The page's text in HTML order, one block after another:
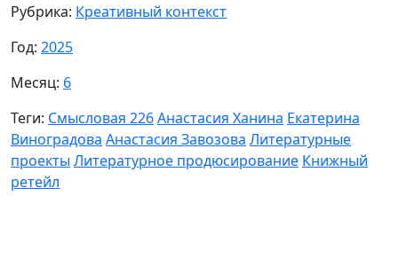
Рубрика: Креативный контекст
Год: 2025
Месяц: 6
Теги: Смысловая 226Анастасия Ханина Екатерина
Виноградова Анастасия Завозова Литературные
проекты Литературное продюсирование Книжный
ретейл